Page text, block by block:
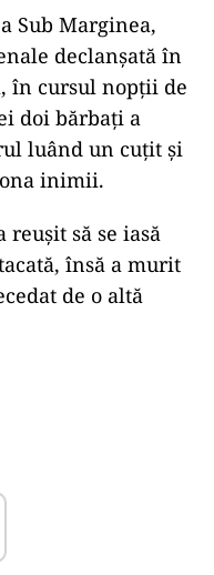
Sub Marginea,
declanşată în
în cursul nopţii de
doi bărbaţi a
luând un cuţit şi
inimii.
reuşit să se iasă
însă a murit
de o altă